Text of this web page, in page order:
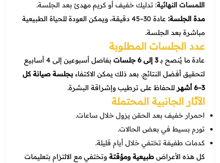
اللمسات النهائية: تدليك خفيف أو كريم مهدئ بعد الجلسة.
مدة الجلسة:
عادة 30–45 دقيقة، ويمكن العودة للحياة الطبيعية
مباشرة بعد الجلسة.
عدد الجلسات المطلوبة
عادة ما يُنصح بـ3 إلى 6 جلسات
بفاصل أسبوعين إلى 4 أسابيع
لتحقيق أفضل النتائج. بعد ذلك يمكن الاكتفاءبجلسة صيانة كل
3–6 أشهر
للحفاظ على ترطيب وإشراقة البشرة.
الآثار الجانبية المحتملة
احمرار خفيف بعد الحقن يزول خلال ساعات.
تورم بسيط في بعض الحالات.
كدمات طفيفة تختفي خلال أيام قليلة.
كل هذه الأعراضطبيعية ومؤقتةوتختفي مع الالتزام بتعليمات